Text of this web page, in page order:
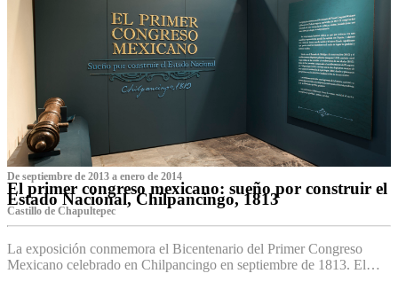
De septiembre de 2013 a enero de 2014
El primer congreso mexicano: sueño por construir el
Estado Nacional, Chilpancingo, 1813
Castillo de Chapultepec
La exposición conmemora el Bicentenario del Primer Congreso
Mexicano celebrado en Chilpancingo en septiembre de 1813. El…